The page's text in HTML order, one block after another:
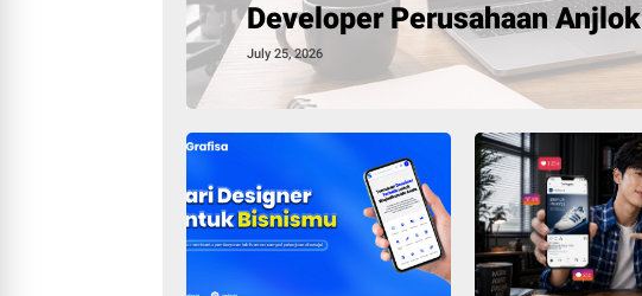
Developer Perusahaan Anjlok
July 25, 2026